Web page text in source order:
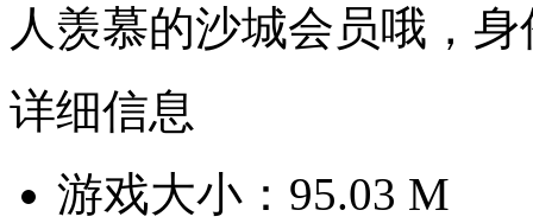
人羡慕的沙城会员哦，
详细信息
游戏大小：95.03 M